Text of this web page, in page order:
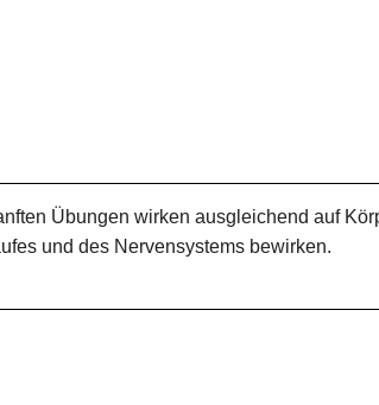
Übungen wirken ausgleichend auf
und des Nervensystems bewirken.